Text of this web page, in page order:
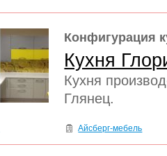
Конфигурация
Кухня
Кухня
Глянец.
Айсберг-мебель